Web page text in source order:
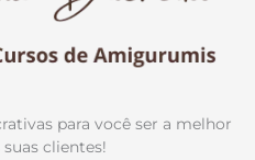
para você ser a melhor
clientes!